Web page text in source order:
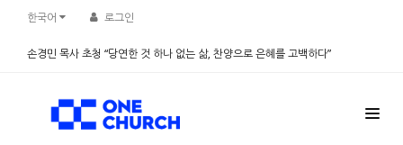
한국어 로그인
손경민 목사 초청 “당연한 것 하나 없는 삶, 찬양으로 은혜를 고백하다”
Sketchbook5, 스케치북5